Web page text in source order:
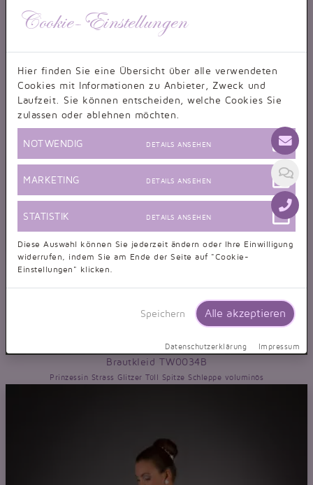
Brautkleid TW0034B
Prinzessin Strass Glitzer Tüll Spitze Schleppe voluminös
Cookie-Einstellungen
Hier finden Sie eine Übersicht über alle verwendeten
Cookies mit Informationen zu Anbieter, Zweck und
Laufzeit. Sie können entscheiden, welche Cookies Sie
zulassen oder ablehnen möchten.
NOTWENDIG DETAILS ANSEHEN
MARKETING DETAILS ANSEHEN
STATISTIK DETAILS ANSEHEN
Diese Auswahl können Sie jederzeit ändern oder Ihre Einwilligung
widerrufen, indem Sie am Ende der Seite auf "Cookie-
Einstellungen" klicken.
Speichern Alle akzeptieren
Datenschutzerklärung Impressum